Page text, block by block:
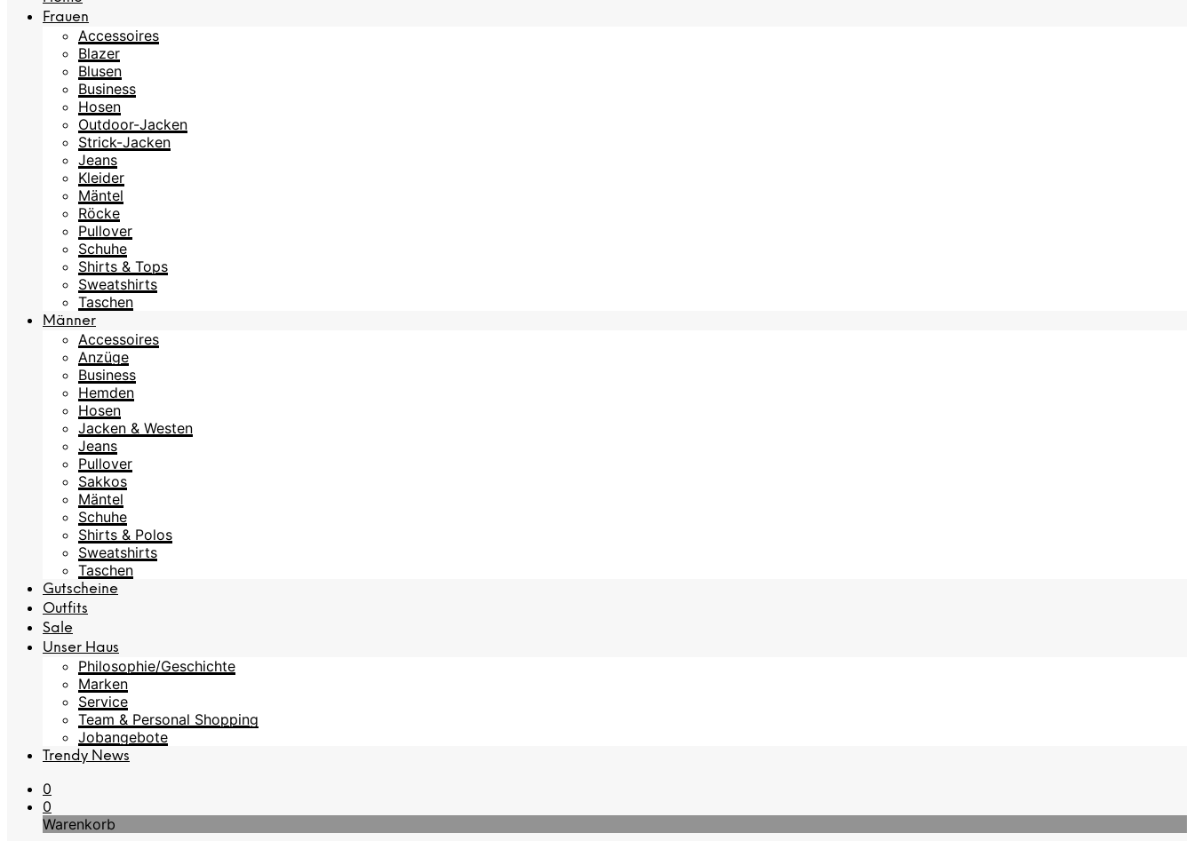
Frauen
Accessoires
Blazer
Blusen
Business
Hosen
Outdoor-Jacken
Strick-Jacken
Jeans
Kleider
Mäntel
Röcke
Pullover
Schuhe
Shirts & Tops
Sweatshirts
Taschen
Männer
Accessoires
Anzüge
Business
Hemden
Hosen
Jacken & Westen
Jeans
Pullover
Sakkos
Mäntel
Schuhe
Shirts & Polos
Sweatshirts
Taschen
Gutscheine
Outfits
Sale
Unser Haus
Philosophie/Geschichte
Marken
Service
Team & Personal Shopping
Jobangebote
Trendy News
0
0
Warenkorb